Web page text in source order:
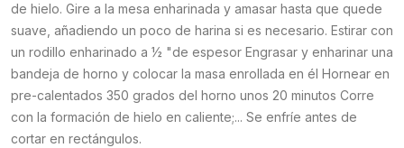
de hielo. Gire a la mesa enharinada y amasar hasta que quede
suave, añadiendo un poco de harina si es necesario. Estirar con
un rodillo enharinado a ½ "de espesor Engrasar y enharinar una
bandeja de horno y colocar la masa enrollada en él Hornear en
pre-calentados 350 grados del horno unos 20 minutos Corre
con la formación de hielo en caliente;... Se enfríe antes de
cortar en rectángulos.